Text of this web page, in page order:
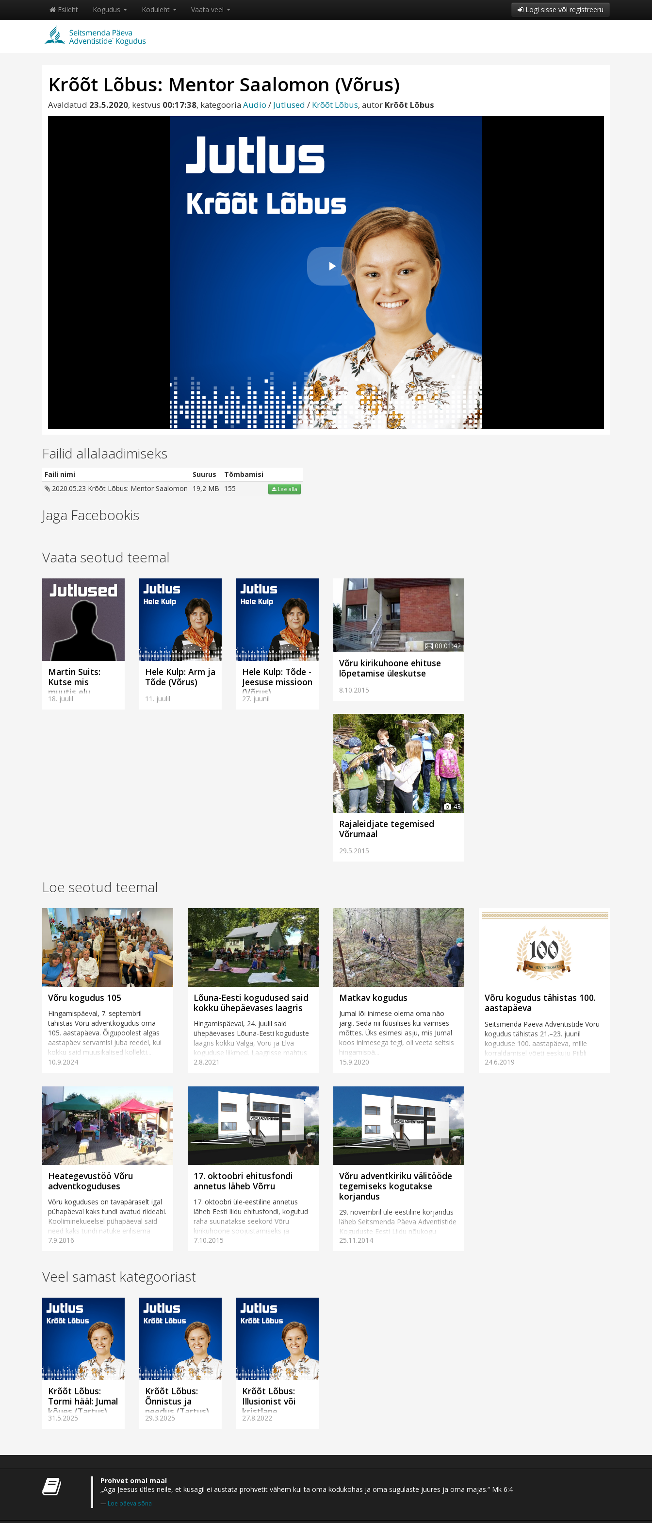
Esileht Kogudus Koduleht Vaata veel Logi sisse või registreeru
Krõõt Lõbus: Mentor Saalomon (Võrus)
Avaldatud 23.5.2020, kestvus 00:17:38, kategooria Audio / Jutlused / Krõõt Lõbus, autor Krõõt Lõbus
Play
Video
Failid allalaadimiseks
Faili nimi Suurus
Tõmbamisi
2020.05.23 Krõõt Lõbus: Mentor Saalomon
19,2 MB 155 Lae alla
Jaga Facebookis
Vaata seotud teemal
Martin Suits:
Kutse mis
muutis elu
(Võrus)
18. juulil
Hele Kulp: Arm ja
Tõde (Võrus)
11. juulil
Hele Kulp: Tõde -
Jeesuse missioon
(Võrus)
27. juunil
00:01:42
Võru kirikuhoone ehituse
lõpetamise üleskutse
8.10.2015
43
Rajaleidjate tegemised
Võrumaal
29.5.2015
Loe seotud teemal
Võru kogudus 105
Hingamispäeval, 7. septembril
tähistas Võru adventkogudus oma
105. aastapäeva. Õigupoolest algas
aastapäev servamisi juba reedel, kui
kokku said muusikalised kollekti...
10.9.2024
Lõuna-Eesti kogudused said
kokku ühepäevases laagris
Hingamispäeval, 24. juulil said
ühepäevases Lõuna-Eesti koguduste
laagris kokku Valga, Võru ja Elva
koguduse liikmed. Laagrisse mahtus
ühiseid jutuajamisi ja sö&...
2.8.2021
Matkav kogudus
Jumal lõi inimese olema oma näo
järgi. Seda nii füüsilises kui vaimses
mõttes. Üks esimesi asju, mis Jumal
koos inimesega tegi, oli veeta seltsis
hingamispä...
15.9.2020
Võru kogudus tähistas 100.
aastapäeva
Seitsmenda Päeva Adventistide Võru
kogudus tähistas 21.–23. juunil
koguduse 100. aastapäeva, mille
korraldamisel võeti eeskuju Piibli
lehtmajade pühast ning mil...
24.6.2019
Heategevustöö Võru
adventkoguduses
Võru koguduses on tavapäraselt igal
pühapäeval kaks tundi avatud riideabi.
Kooliminekueelsel pühapäeval said
need kaks tundi natuke erilisema
tähenduse. Tabiitaosa...
7.9.2016
17. oktoobri ehitusfondi
annetus läheb Võrru
17. oktoobri üle-eestiline annetus
läheb Eesti liidu ehitusfondi, kogutud
raha suunatakse seekord Võru
kirikuhoone soojustamiseks ja
välisfassaadi tööde lõpetami...
7.10.2015
Võru adventkiriku välitööde
tegemiseks kogutakse
korjandus
29. novembril üle-eestiline korjandus
läheb Seitsmenda Päeva Adventistide
Koguduste Eesti Liidu nõukogu
otsusega Võru adventkiriku
25.11.2014
Veel samast kategooriast
Krõõt Lõbus:
Tormi hääl: Jumal
kõues (Tartus)
31.5.2025
Krõõt Lõbus:
Õnnistus ja
needus (Tartus)
29.3.2025
Krõõt Lõbus:
Illusionist või
kristlane
(Haapsalus)
27.8.2022
Prohvet omal maal
„Aga Jeesus ütles neile, et kusagil ei austata prohvetit vähem kui ta oma kodukohas ja oma sugulaste juures ja oma majas.“ Mk 6:4
Loe päeva sõna